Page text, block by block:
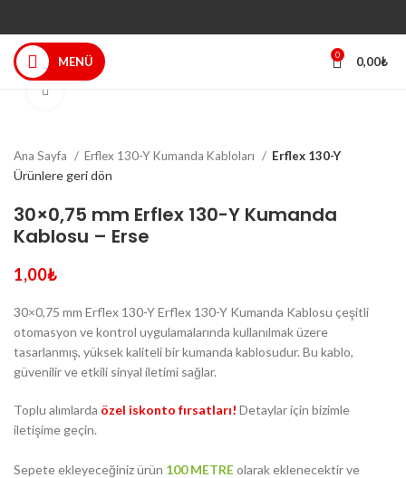
MENÜ 0 0,00₺
Ana Sayfa Erflex 130-Y Kumanda Kabloları Erflex 130-Y
Ürünlere geri dön
30×0,75 mm Erflex 130-Y Kumanda
Kablosu – Erse
1,00₺
30×0,75 mm Erflex 130-Y Erflex 130-Y Kumanda Kablosu çeşitli
otomasyon ve kontrol uygulamalarında kullanılmak üzere
tasarlanmış, yüksek kaliteli bir kumanda kablosudur. Bu kablo,
güvenilir ve etkili sinyal iletimi sağlar.
Toplu alımlarda özel iskonto fırsatları! Detaylar için bizimle
iletişime geçin.
Sepete ekleyeceğiniz ürün 100 METREolarak eklenecektir ve